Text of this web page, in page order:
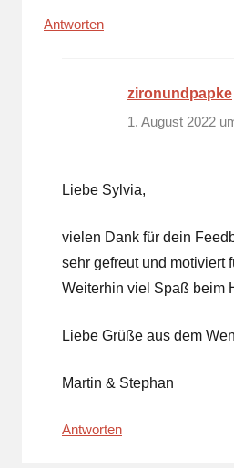
Antworten
zironundpapke
1. August 2022
Liebe Sylvia,
vielen Dank für dein
sehr gefreut und motiviert
Weiterhin viel Spaß beim
Liebe Grüße aus dem
Martin & Stephan
Antworten